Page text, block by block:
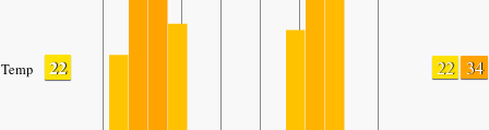
Temp 22 22 34